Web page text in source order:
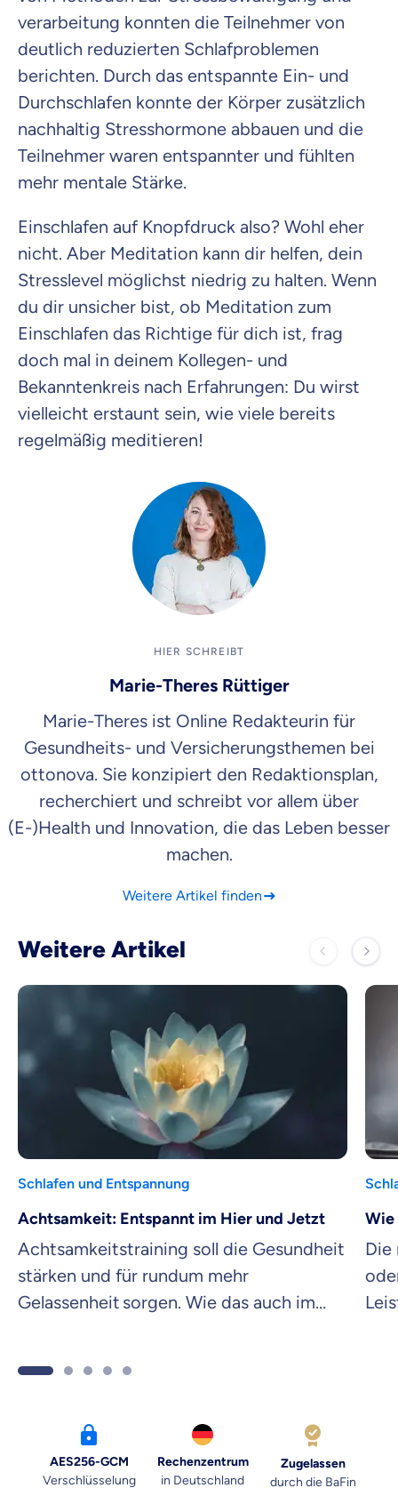
verarbeitung konnten die Teilnehmer von
deutlich reduzierten Schlafproblemen
berichten. Durch das entspannte Ein- und
Durchschlafen konnte der Körper zusätzlich
nachhaltig Stresshormone abbauen und die
Teilnehmer waren entspannter und fühlten
mehr mentale Stärke.
Einschlafen auf Knopfdruck also? Wohl eher
nicht. Aber Meditation kann dir helfen, dein
Stresslevel möglichst niedrig zu halten. Wenn
du dir unsicher bist, ob Meditation zum
Einschlafen das Richtige für dich ist, frag
doch mal in deinem Kollegen- und
Bekanntenkreis nach Erfahrungen: Du wirst
vielleicht erstaunt sein, wie viele bereits
regelmäßig meditieren!
HIER SCHREIBT
Marie-Theres Rüttiger
Marie-Theres ist Online Redakteurin für
Gesundheits- und Versicherungsthemen bei
ottonova. Sie konzipiert den Redaktionsplan,
recherchiert und schreibt vor allem über
(E-)Health und Innovation, die das Leben besser
machen.
Weitere Artikel finden
Weitere Artikel
Schlafen und Entspannung
Achtsamkeit: Entspannt im Hier und Jetzt
Achtsamkeitstraining soll die Gesundheit
stärken und für rundum mehr
Gelassenheit sorgen. Wie das auch im
Wie
Die
AES256-GCM
Verschlüsselung
Rechenzentrum
in Deutschland
Zugelassen
durch die BaFin